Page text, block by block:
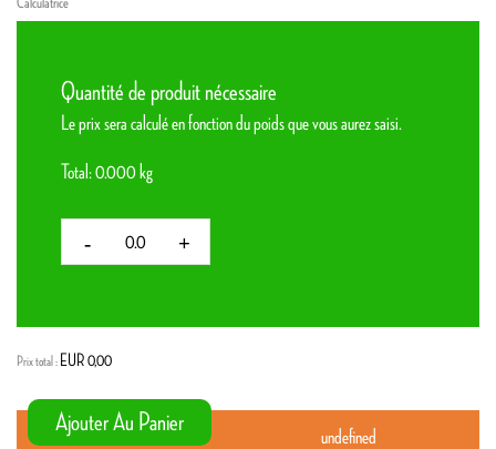
Quantité de produit nécessaire
Le prix sera calculé en fonction du poids que vous aurez saisi.
Total:0.000 kg
- +
Prix ​​total : EUR 0,00
Ajouter Au Panier
undefined